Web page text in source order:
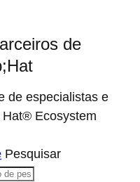
de
de especialistas e
Ecosystem
Pesquisar